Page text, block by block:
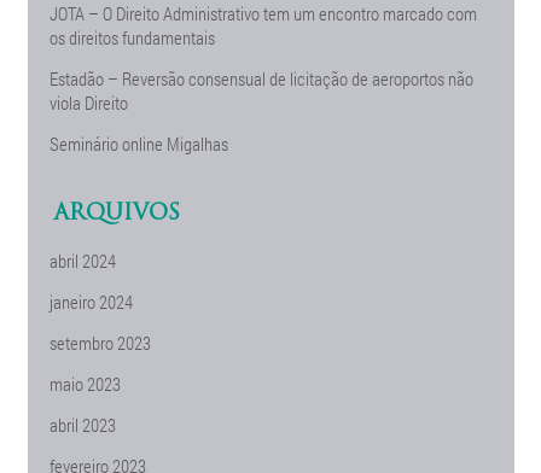
JOTA – O Direito Administrativo tem um encontro marcado com
os direitos fundamentais
Estadão – Reversão consensual de licitação de aeroportos não
viola Direito
Seminário online Migalhas
ARQUIVOS
abril 2024
janeiro 2024
setembro 2023
maio 2023
abril 2023
fevereiro 2023